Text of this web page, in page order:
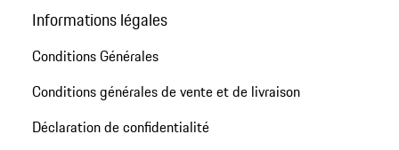
Informations légales
Conditions Générales
Conditions générales de vente et de livraison
Déclaration de confidentialité